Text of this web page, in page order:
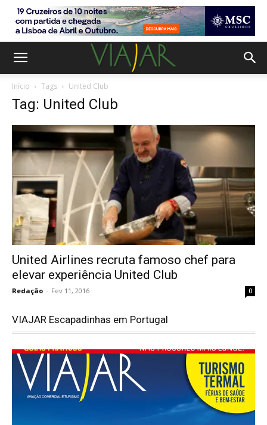
Início Tags United Club
Tag: United Club
United Airlines recruta famoso chef para
elevar experiência United Club
Redação - Fev 11, 2016 0
VIAJAR Escapadinhas em Portugal